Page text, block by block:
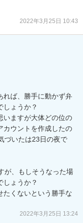
2022年3月25日 10:43
れば、勝手に動かず弁
しょうか？
いますが大体どの位の
カウントを作成したの
づいたは23日の夜で
が、もしそうなった場
しょうか？
たくないという勝手な
2022年3月25日 13:24